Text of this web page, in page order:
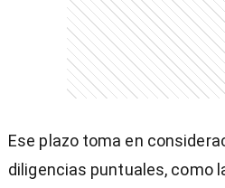
Ese plazo toma en
diligencias puntuales, como